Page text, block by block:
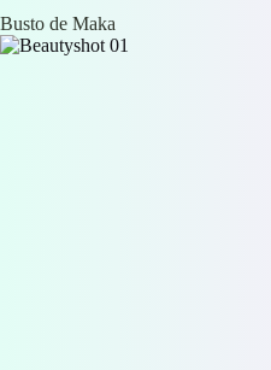
Busto de Maka